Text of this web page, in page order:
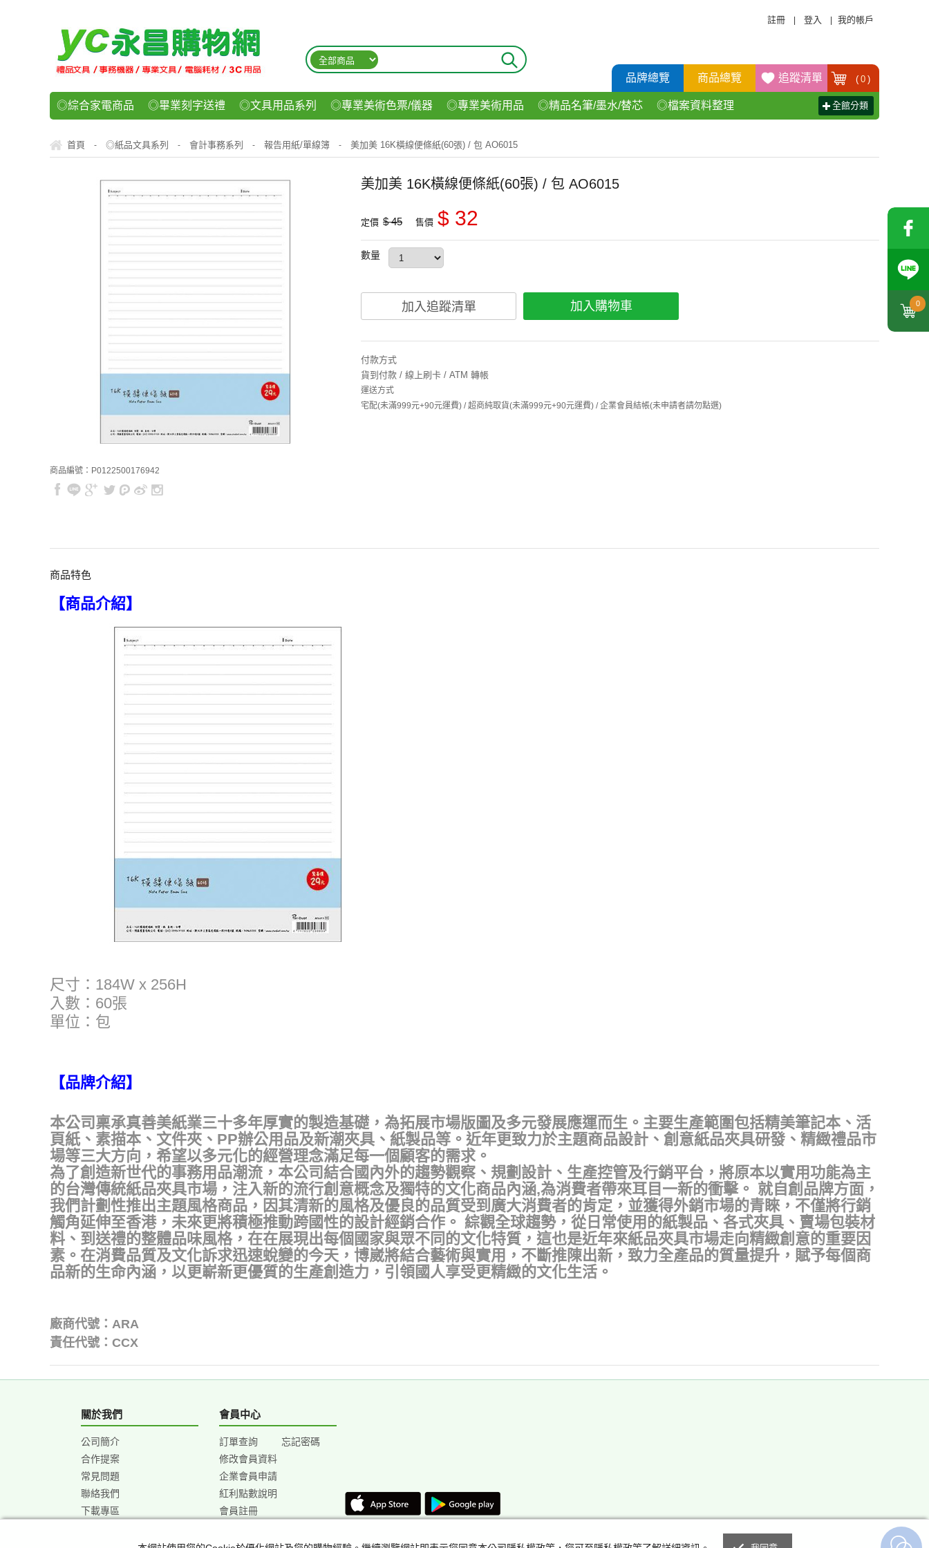
0
註冊 登入 我的帳戶
品牌總覽 商品總覽 追蹤清單 ( 0 )
◎綜合家電商品 ◎畢業刻字送禮 ◎文具用品系列 ◎專業美術色票/儀器 ◎專業美術用品 ◎精品名筆/墨水/替芯 ◎檔案資料整理
◎運動/休閒/樂器 ◎客製化禮贈品 ◎食品/零食/飲料
全館分類
首頁 - ◎紙品文具系列 - 會計事務系列 - 報告用紙/單線簿 - 美加美 16K橫線便條紙(60張) / 包 AO6015
商品編號：P0122500176942
美加美 16K橫線便條紙(60張) / 包 AO6015
定價 $ 45 售價 $ 32
數量
加入追蹤清單 加入購物車
付款方式
貨到付款 / 線上刷卡 / ATM 轉帳
運送方式
宅配(未滿999元+90元運費) / 超商純取貨(未滿999元+90元運費) / 企業會員結帳(未申請者請勿點選)
商品特色
【商品介紹】
尺寸：184W x 256H
入數：60張
單位：包
【品牌介紹】
本公司稟承真善美紙業三十多年厚實的製造基礎，為拓展市場版圖及多元發展應運而生。主要生產範圍包括精美筆記本、活
頁紙、素描本、文件夾、PP辦公用品及新潮夾具、紙製品等。近年更致力於主題商品設計、創意紙品夾具研發、精緻禮品市
場等三大方向，希望以多元化的經營理念滿足每一個顧客的需求。
為了創造新世代的事務用品潮流，本公司結合國內外的趨勢觀察、規劃設計、生產控管及行銷平台，將原本以實用功能為主
的台灣傳統紙品夾具市場，注入新的流行創意概念及獨特的文化商品內涵,為消費者帶來耳目一新的衝擊。 就自創品牌方面，
我們計劃性推出主題風格商品，因其清新的風格及優良的品質受到廣大消費者的肯定，並獲得外銷市場的青睞，不僅將行銷
觸角延伸至香港，未來更將積極推動跨國性的設計經銷合作。 綜觀全球趨勢，從日常使用的紙製品、各式夾具、賣場包裝材
料、到送禮的整體品味風格，在在展現出每個國家與眾不同的文化特質，這也是近年來紙品夾具市場走向精緻創意的重要因
素。在消費品質及文化訴求迅速蛻變的今天，博崴將結合藝術與實用，不斷推陳出新，致力全產品的質量提升，賦予每個商
品新的生命內涵，以更嶄新更優質的生產創造力，引領國人享受更精緻的文化生活。
廠商代號：ARA
責任代號：CCX
關於我們
公司簡介
合作提案
常見問題
聯絡我們
下載專區
會員中心
訂單查詢
修改會員資料
企業會員申請
紅利點數說明
會員註冊
忘記密碼